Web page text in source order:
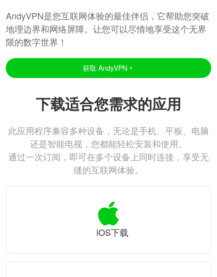
AndyVPN是您互联网体验的最佳伴侣，它帮助您突破
地理边界和网络屏障。让您可以尽情地享受这个无界
限的数字世界！
获取 AndyVPN
下载适合您需求的应用
此应用程序兼容多种设备，无论是手机、平板、电脑
还是智能电视，您都能轻松安装和使用。
通过一次订阅，即可在多个设备上同时连接，享受无
缝的互联网体验。
iOS下载